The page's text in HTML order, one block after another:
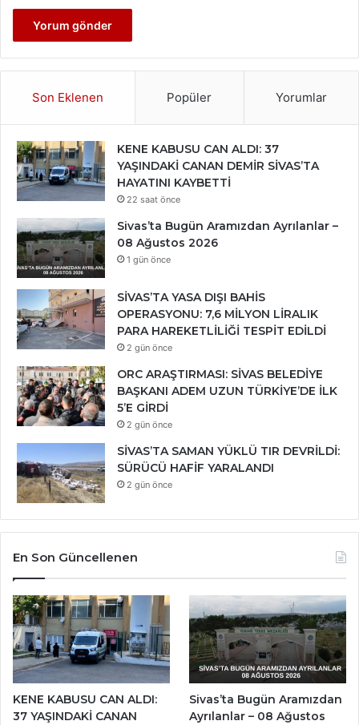
Son Eklenen Popüler Yorumlar
KENE KABUSU CAN ALDI: 37
YAŞINDAKİ CANAN DEMİR SİVAS’TA
HAYATINI KAYBETTİ
22 saat önce
Sivas’ta Bugün Aramızdan Ayrılanlar –
08 Ağustos 2026
1 gün önce
SİVAS’TA YASA DIŞI BAHİS
OPERASYONU: 7,6 MİLYON LİRALIK
PARA HAREKETLİLİĞİ TESPİT EDİLDİ
2 gün önce
ORC ARAŞTIRMASI: SİVAS BELEDİYE
BAŞKANI ADEM UZUN TÜRKİYE’DE İLK
5’E GİRDİ
2 gün önce
SİVAS’TA SAMAN YÜKLÜ TIR DEVRİLDİ:
SÜRÜCÜ HAFİF YARALANDI
2 gün önce
En Son Güncellenen
KENE KABUSU CAN ALDI:
37 YAŞINDAKİ CANAN
Sivas’ta Bugün Aramızdan
Ayrılanlar – 08 Ağustos